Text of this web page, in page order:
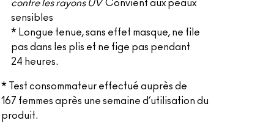
contre les rayons UVConvient aux peaux
sensibles
* Longue tenue, sans effet masque, ne file
pas dans les plis et ne fige pas pendant
24 heures.
* Test consommateur effectué auprès de
167 femmes après une semaine d’utilisation du
produit.